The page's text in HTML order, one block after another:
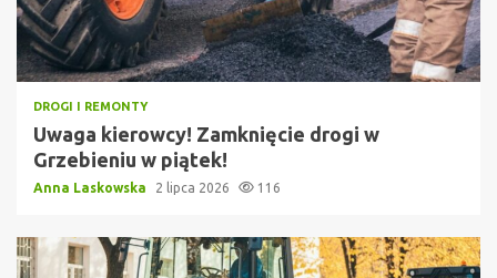
DROGI I REMONTY
Uwaga kierowcy! Zamknięcie drogi w
Grzebieniu w piątek!
Anna Laskowska 2 lipca 2026 116